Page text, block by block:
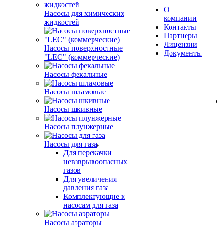
Насосы для химических
жидкостей
Насосы поверхностные
"LEO" (коммерческие)
Насосы фекальные
Насосы шламовые
Насосы шкивные
Насосы плунжерные
Насосы для газа
Для перекачки
невзврывоопасных
газов
Для увеличения
давления газа
Комплектующие к
насосам для газа
Насосы аэраторы
О
компании
Контакты
Партнеры
Лицензии
Документы